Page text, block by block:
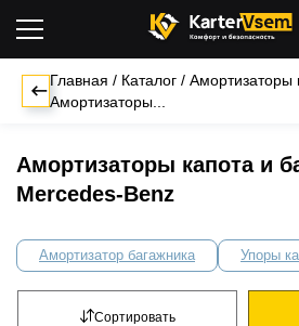
Главная / Каталог /Амортизаторы
Амортизаторы...
Амортизаторы капота и
Mercedes-Benz
Амортизатор багажника Упоры
Сортировать